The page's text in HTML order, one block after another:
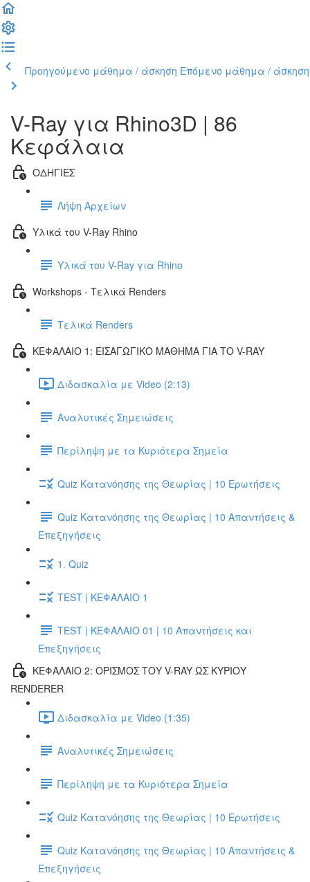
Προηγούμενο μάθημα / άσκηση Επόμενο μάθημα / άσκηση
V-Ray για Rhino3D | 86
Κεφάλαια
ΟΔΗΓΙΕΣ
Λήψη Αρχείων
Υλικά του V-Ray Rhino
Υλικά του V-Ray για Rhino
Workshops - Τελικά Renders
Τελικά Renders
ΚΕΦΑΛΑΙΟ 1: ΕΙΣΑΓΩΓΙΚΟ ΜΑΘΗΜΑ ΓΙΑ ΤΟ V-RAY
Διδασκαλία με Video (2:13)
Αναλυτικές Σημειώσεις
Περίληψη με τα Κυριότερα Σημεία
Quiz Κατανόησης της Θεωρίας | 10 Ερωτήσεις
Quiz Κατανόησης της Θεωρίας | 10 Απαντήσεις &
Επεξηγήσεις
1. Quiz
TEST | ΚΕΦΑΛΑΙΟ 1
TEST | ΚΕΦΑΛΑΙΟ 01 | 10 Απαντήσεις και
Επεξηγήσεις
ΚΕΦΑΛΑΙΟ 2: ΟΡΙΣΜΟΣ ΤΟΥ V-RAY ΩΣ ΚΥΡΙΟΥ
RENDERER
Διδασκαλία με Video (1:35)
Αναλυτικές Σημειώσεις
Περίληψη με τα Κυριότερα Σημεία
Quiz Κατανόησης της Θεωρίας | 10 Ερωτήσεις
Quiz Κατανόησης της Θεωρίας | 10 Απαντήσεις &
Επεξηγήσεις